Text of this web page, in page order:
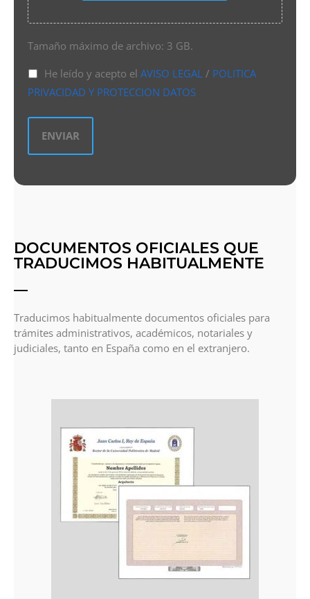
Tamaño máximo de archivo: 3 GB.
He leído y acepto el AVISO LEGAL / POLITICA
PRIVACIDAD Y PROTECCION DATOS
DOCUMENTOS OFICIALES QUE
TRADUCIMOS HABITUALMENTE
Traducimos habitualmente documentos oficiales para
trámites administrativos, académicos, notariales y
judiciales, tanto en España como en el extranjero.